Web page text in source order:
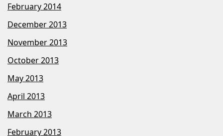
February 2014
December 2013
November 2013
October 2013
May 2013
April 2013
March 2013
February 2013